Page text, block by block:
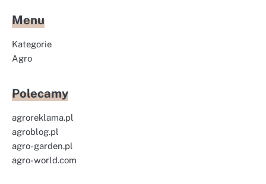
Menu
Kategorie
Agro
Polecamy
agroreklama.pl
agroblog.pl
agro-garden.pl
agro-world.com